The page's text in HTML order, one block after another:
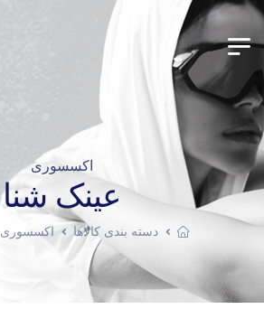
اکسسوری
عینک شنا
دسته بندی کالاها اکسسوری